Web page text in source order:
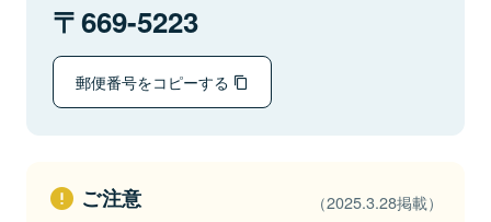
669-5223
郵便番号をコピーする
ご注意 （2025.3.28掲載）